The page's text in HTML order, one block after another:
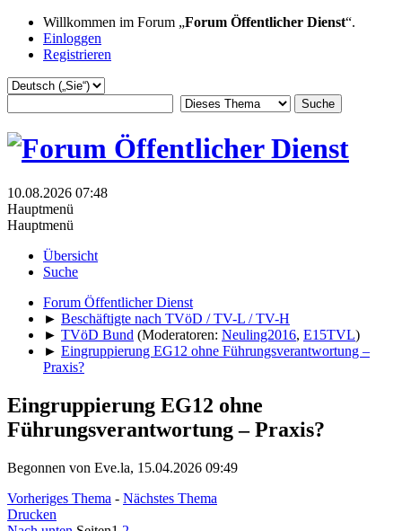
Willkommen im Forum „Forum Öffentlicher Dienst“.
Einloggen
Registrieren
10.08.2026 07:48
Hauptmenü
Hauptmenü
Übersicht
Suche
Forum Öffentlicher Dienst
► Beschäftigte nach TVöD / TV-L / TV-H
► TVöD Bund (Moderatoren: Neuling2016, E15TVL)
► Eingruppierung EG12 ohne Führungsverantwortung –
Praxis?
Eingruppierung EG12 ohne
Führungsverantwortung – Praxis?
Begonnen von Eve.la, 15.04.2026 09:49
Vorheriges Thema - Nächstes Thema
Drucken